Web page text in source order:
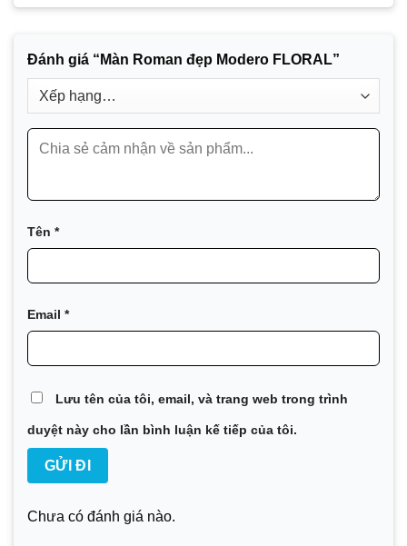
Đánh giá “Màn Roman đẹp Modero FLORAL”
Tên *
Email *
Lưu tên của tôi, email, và trang web trong trình
duyệt này cho lần bình luận kế tiếp của tôi.
Chưa có đánh giá nào.